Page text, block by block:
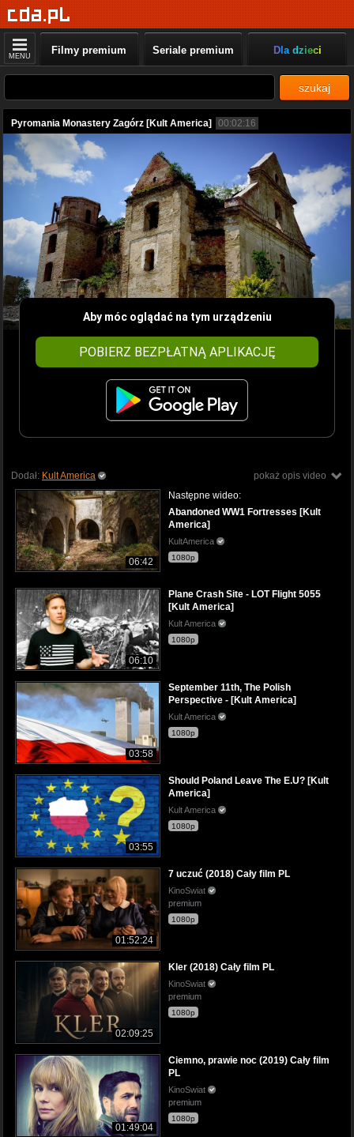
MENU Filmy premium Seriale premium Dla dzieci
szukaj
Pyromania Monastery Zagórz [Kult America] 00:02:16
Aby móc oglądać na tym urządzeniu
POBIERZ BEZPŁATNĄ APLIKACJĘ
pokaż opis video
Dodał: Kult America
06:42
Następne wideo:
Abandoned WW1 Fortresses [Kult
America]
KultAmerica
1080p
06:10
Plane Crash Site - LOT Flight 5055
[Kult America]
Kult America
1080p
03:58
September 11th, The Polish
Perspective - [Kult America]
Kult America
1080p
03:55
Should Poland Leave The E.U? [Kult
America]
Kult America
1080p
01:52:24
7 uczuć (2018) Cały film PL
KinoSwiat
premium
1080p
02:09:25
Kler (2018) Cały film PL
KinoSwiat
premium
1080p
01:49:04
Ciemno, prawie noc (2019) Cały film
PL
KinoSwiat
premium
1080p